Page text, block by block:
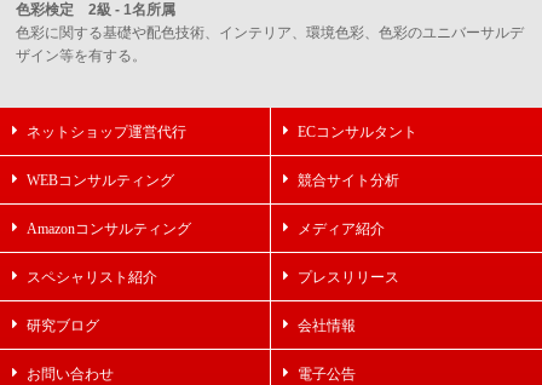
色彩検定 2級 - 1名所属
色彩に関する基礎や配色技術、インテリア、環境色彩、色彩のユニバーサルデ
ザイン等を有する。
ネットショップ運営代行 ECコンサルタント
WEBコンサルティング 競合サイト分析
Amazonコンサルティング メディア紹介
スペシャリスト紹介 プレスリリース
研究ブログ 会社情報
お問い合わせ 電子公告